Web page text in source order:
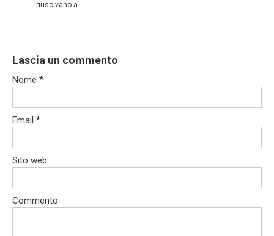
riuscivano a
Lascia un commento
Nome *
Email *
Sito web
Commento